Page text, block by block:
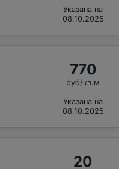
Указана на
08.10.2025
770
руб/кв.м
Указана на
08.10.2025
20